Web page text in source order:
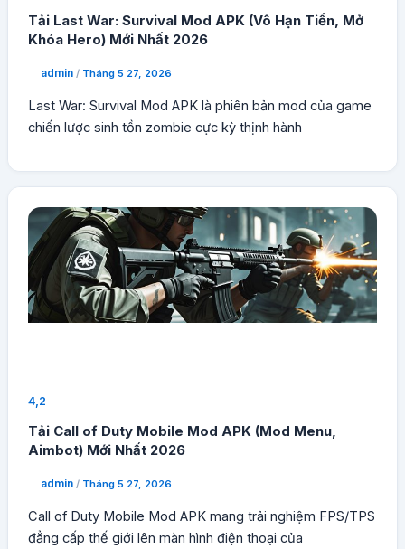
Tải Last War: Survival Mod APK (Vô Hạn Tiền, Mở
Khóa Hero) Mới Nhất 2026
admin / Tháng 5 27, 2026
Last War: Survival Mod APK là phiên bản mod của game
chiến lược sinh tồn zombie cực kỳ thịnh hành
4,2
Tải Call of Duty Mobile Mod APK (Mod Menu,
Aimbot) Mới Nhất 2026
admin / Tháng 5 27, 2026
Call of Duty Mobile Mod APK mang trải nghiệm FPS/TPS
đẳng cấp thế giới lên màn hình điện thoại của